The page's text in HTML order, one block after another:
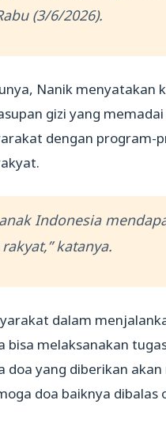
(3/6/2026).
Nanik menyatakan
gizi yang
dengan program-
Indonesia
katanya.
dalam
bisa melaksanakan
doa yang diberikan
doa baiknya dibalas